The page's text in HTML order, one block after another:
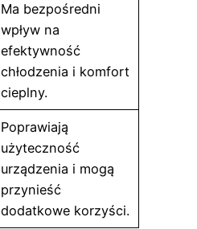
Ma bezpośredni
wpływ na
efektywność
chłodzenia i komfort
cieplny.
Poprawiają
użyteczność
urządzenia i mogą
przynieść
dodatkowe korzyści.